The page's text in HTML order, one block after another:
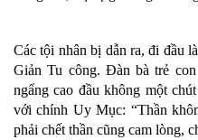
Các tội nhân bị dẫn ra, đi đầu
Giản Tu công. Đàn bà trẻ
ngẩng cao đầu không một
với chính Uy Mục: “Thần
phải chết thần cũng cam lòng,